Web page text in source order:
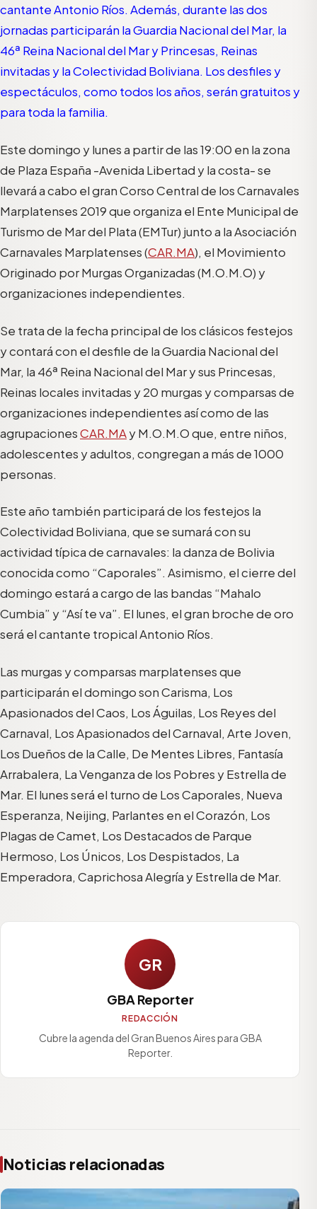
cantante Antonio Ríos. Además, durante las dos
jornadas participarán la Guardia Nacional del Mar, la
46ª Reina Nacional del Mar y Princesas, Reinas
invitadas y la Colectividad Boliviana. Los desfiles y
espectáculos, como todos los años, serán gratuitos y
para toda la familia.
Este domingo y lunes a partir de las 19:00 en la zona
de Plaza España -Avenida Libertad y la costa- se
llevará a cabo el gran Corso Central de los Carnavales
Marplatenses 2019 que organiza el Ente Municipal de
Turismo de Mar del Plata (EMTur) junto a la Asociación
Carnavales Marplatenses (CAR.MA), el Movimiento
Originado por Murgas Organizadas (M.O.M.O) y
organizaciones independientes.
Se trata de la fecha principal de los clásicos festejos
y contará con el desfile de la Guardia Nacional del
Mar, la 46ª Reina Nacional del Mar y sus Princesas,
Reinas locales invitadas y 20 murgas y comparsas de
organizaciones independientes así como de las
agrupacionesCAR.MAy M.O.M.O que, entre niños,
adolescentes y adultos, congregan a más de 1000
personas.
Este año también participará de los festejos la
Colectividad Boliviana, que se sumará con su
actividad típica de carnavales: la danza de Bolivia
conocida como “Caporales”. Asimismo, el cierre del
domingo estará a cargo de las bandas “Mahalo
Cumbia” y “Así te va”. El lunes, el gran broche de oro
será el cantante tropical Antonio Ríos.
Las murgas y comparsas marplatenses que
participarán el domingo son Carisma, Los
Apasionados del Caos, Los Águilas, Los Reyes del
Carnaval, Los Apasionados del Carnaval, Arte Joven,
Los Dueños de la Calle, De Mentes Libres, Fantasía
Arrabalera, La Venganza de los Pobres y Estrella de
Mar. El lunes será el turno de Los Caporales, Nueva
Esperanza, Neijing, Parlantes en el Corazón, Los
Plagas de Camet, Los Destacados de Parque
Hermoso, Los Únicos, Los Despistados, La
Emperadora, Caprichosa Alegría y Estrella de Mar.
GR
GBA Reporter
REDACCIÓN
Cubre la agenda del Gran Buenos Aires para GBA
Reporter.
Noticias relacionadas